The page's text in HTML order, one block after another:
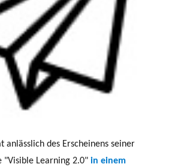
anlässlich des Erscheinens seiner
"Visible Learning 2.0" in einem